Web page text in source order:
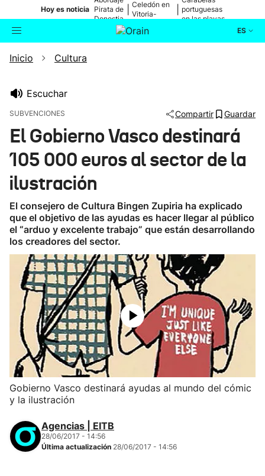
Hoy es noticia Pirata de
Donostia
Celedón en
Vitoria-
portuguesas
en las playas
ES
Buscador
Ikusmiran
Inicio Cultura
Escuchar
SUBVENCIONES Compartir Guardar
El Gobierno Vasco destinará
105 000 euros al sector de la
ilustración
El consejero de Cultura Bingen Zupiria ha explicado
que el objetivo de las ayudas es hacer llegar al público
el “arduo y excelente trabajo” que están desarrollando
los creadores del sector.
Gobierno Vasco destinará ayudas al mundo del cómic
y la ilustración
Agencias | EITB
28/06/2017 - 14:56
Última actualización 28/06/2017 - 14:56